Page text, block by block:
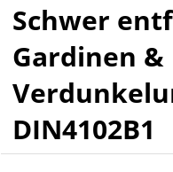
Schwer
Gardinen
DIN4102B1